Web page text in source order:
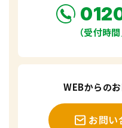
（受付時
WEBからの
お問い